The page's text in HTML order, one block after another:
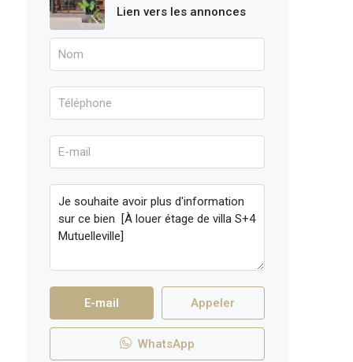
Lien vers les annonces
E-mail Appeler
WhatsApp